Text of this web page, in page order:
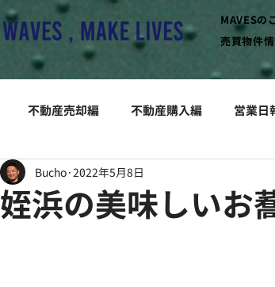
MAVESの
売買物件
不動産売却編 不動産購入編 営業日
姪浜の美味しいお
Bucho 2022年5月8日